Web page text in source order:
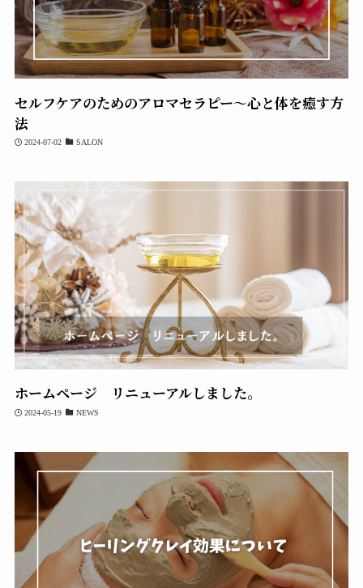
セルフケアのためのアロマセラピー～心と体を癒す方
法
2024-07-02 SALON
ホームページ リニューアルしました。
2024-05-19 NEWS